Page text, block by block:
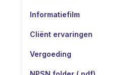
Informatiefilm
Cliënt ervaringen
Vergoeding